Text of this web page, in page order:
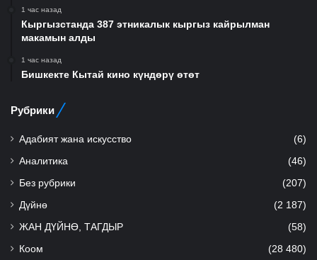
1 час назад
Кыргызстанда 387 этникалык кыргыз кайрылман
макамын алды
1 час назад
Бишкекте Кытай кино күндөрү өтөт
Рубрики
Адабият жана искусство (6)
Аналитика (46)
Без рубрики (207)
Дүйнө (2 187)
ЖАН ДҮЙНӨ, ТАГДЫР (58)
Коом (28 480)